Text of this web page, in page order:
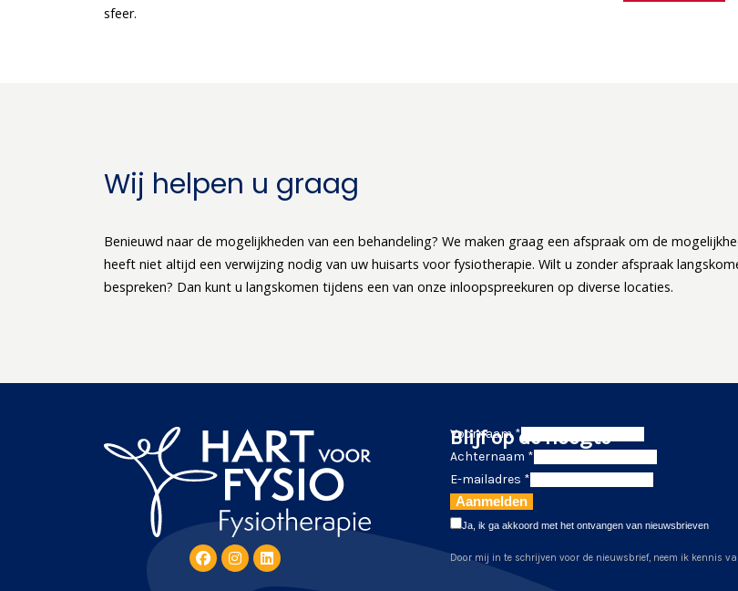
sfeer.
Wij helpen u graag
Benieuwd naar de mogelijkheden van een behandeling? We maken graag een afspraak om de
heeft niet altijd een verwijzing nodig van uw huisarts voor fysiotherapie. Wilt u zonder afspraak
bespreken? Dan kunt u langskomen tijdens een van onze inloopspreekuren op diverse locaties.
Blijf op de hoogte
Voornaam *
Achternaam *
E-mailadres *
Aanmelden
Ja, ik ga akkoord met het ontvangen van nieuwsbrieven
Door mij in te schrijven voor de nieuwsbrief, neem ik kennis